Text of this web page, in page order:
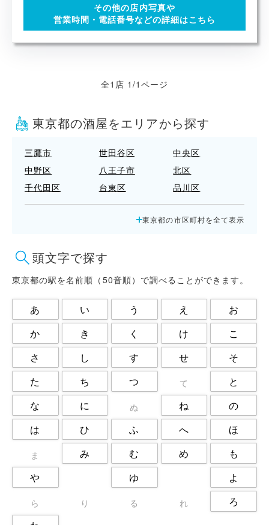
その他の店内写真や
営業時間・電話番号などの詳細はこちら
全1店 1/1ページ
東京都の酒屋をエリアから探す
三鷹市 世田谷区
中央区
中野区
八王子市
北区
千代田区
台東区
品川区
国立市
墨田区
多摩市
小金井市
日野市
杉並区
東村山市
板橋区
武蔵野市
港区
町田市
目黒区
福生市
立川市
練馬区
荒川区
葛飾区
西東京市
豊島区
足立区
東京都の市区町村を全て表示
頭文字で探す
東京都の駅を名前順（50音順）で調べることができます。
あ い う え
お
か
き く け
こ
さ
し す せ
そ
た
ち つ て
と
な
に ぬ ね
の
は
ひ ふ へ ほ
ま み む め
も
や
ゆ よ
ら り る れ
ろ